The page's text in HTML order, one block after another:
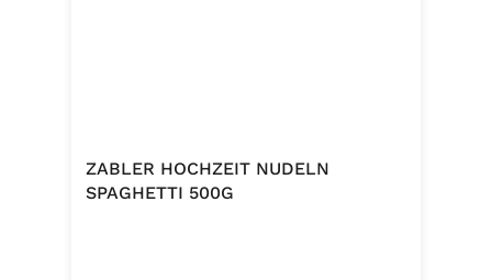
ZABLER HOCHZEIT NUDELN
SPAGHETTI 500G